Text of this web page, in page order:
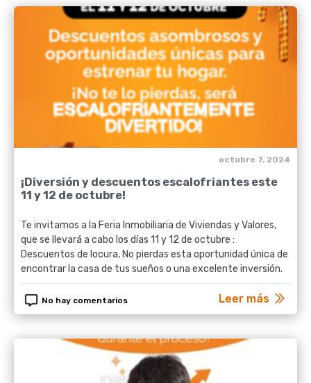
¡Diversión y descuentos escalofriantes este
11 y 12 de octubre!
octubre 7, 2024
No hay comentarios
Te invitamos a la Feria Inmobiliaria de Viviendas y Valores,
que se llevará a cabo los días 11 y 12 de octubre :
Descuentos de locura, No pierdas esta oportunidad única de
encontrar la casa de tus sueños o una excelente inversión.
Leer más